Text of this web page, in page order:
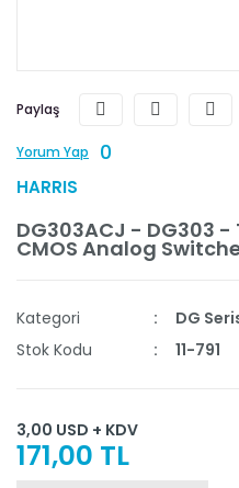
Paylaş
Yorum Yap 0
HARRIS
DG303ACJ - DG303
CMOS Analog
Kategori
DG
Stok Kodu
11-791
3,00 USD + KDV
171,00 TL